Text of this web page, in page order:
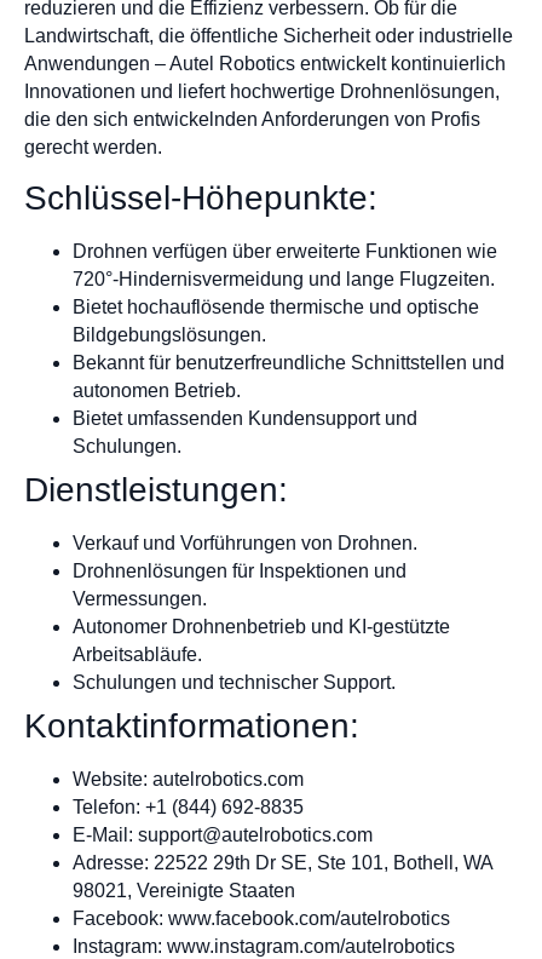
reduzieren und die Effizienz verbessern. Ob für die
Landwirtschaft, die öffentliche Sicherheit oder industrielle
Anwendungen – Autel Robotics entwickelt kontinuierlich
Innovationen und liefert hochwertige Drohnenlösungen,
die den sich entwickelnden Anforderungen von Profis
gerecht werden.
Schlüssel-Höhepunkte:
Drohnen verfügen über erweiterte Funktionen wie
720°-Hindernisvermeidung und lange Flugzeiten.
Bietet hochauflösende thermische und optische
Bildgebungslösungen.
Bekannt für benutzerfreundliche Schnittstellen und
autonomen Betrieb.
Bietet umfassenden Kundensupport und
Schulungen.
Dienstleistungen:
Verkauf und Vorführungen von Drohnen.
Drohnenlösungen für Inspektionen und
Vermessungen.
Autonomer Drohnenbetrieb und KI-gestützte
Arbeitsabläufe.
Schulungen und technischer Support.
Kontaktinformationen:
Website: autelrobotics.com
Telefon: +1 (844) 692-8835
E-Mail: support@autelrobotics.com
Adresse: 22522 29th Dr SE, Ste 101, Bothell, WA
98021, Vereinigte Staaten
Facebook: www.facebook.com/autelrobotics
Instagram: www.instagram.com/autelrobotics